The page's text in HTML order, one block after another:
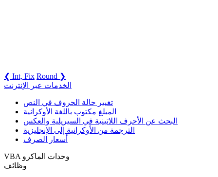
❮ Int, Fix Round ❯
الخدمات عبر الإنترنت
تغيير حالة الحروف في النص
المبلغ مكتوب باللغة الأوكرانية
البحث عن الأحرف اللاتينية في السيريلية والعكس
الترجمة من الأوكرانية إلى الإنجليزية
أسعار الصرف
VBA وحدات الماكرو
وظائف